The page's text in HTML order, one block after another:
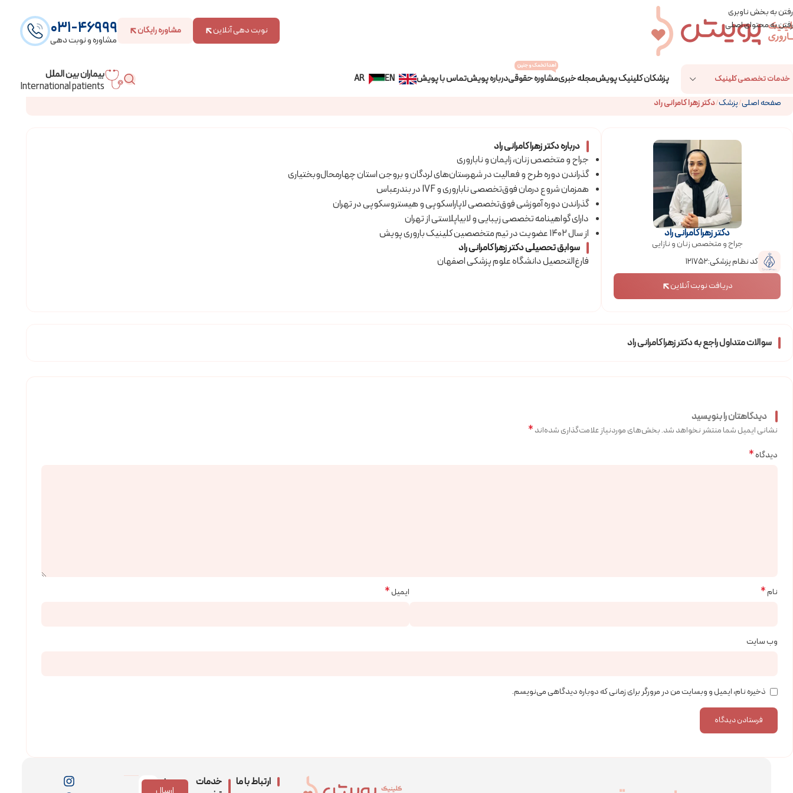
رفتن به بخش ناوبری
رفتن به محتوای اصلی
نوبت دهی آنلاین مشاوره رایگان 031-46999
مشاوره و نوبت دهی
خدمات تخصصی کلینیک پزشکان کلینیک پویشمجله خبریمشاوره حقوقی
اهدا تخمک و جنین
درباره پویشتماس با پویش EN
AR
بیماران بین الملل
International patients
صفحه اصلی/پزشک/دکتر زهرا کامرانی راد
دکتر زهرا کامرانی راد
جراح و متخصص زنان و نازایی
کد نظام پزشکی:121752
دریافت نوبت آنلاین
درباره دکتر زهرا کامرانی راد
جراح و متخصص زنان، زایمان و ناباروری
گذراندن دوره طرح و فعالیت در شهرستان‌های لردگان و بروجن استان چهارمحال‌وبختیاری
همزمان شروع درمان فوق‌تخصصی ناباروری و IVF در بندرعباس
گذراندن دوره آموزشی فوق‌تخصصی لاپاراسکوپی و هیستروسکوپی در تهران
دارای گواهینامه تخصصی زیبایی و لابیاپلاستی از تهران
از سال ۱۴۰۲ عضویت در تیم متخصصین کلینیک باروری پویش
سوابق تحصیلی دکتر زهرا کامرانی راد
فارغ‌التحصیل دانشگاه علوم پزشکی اصفهان
سوالات متداول راجع به دکتر زهرا کامرانی راد
دیدگاهتان را بنویسید
نشانی ایمیل شما منتشر نخواهد شد.بخش‌های موردنیاز علامت‌گذاری شده‌اند*
دیدگاه*
نام* ایمیل*
وب‌ سایت
ذخیره نام، ایمیل و وبسایت من در مرورگر برای زمانی که دوباره دیدگاهی می‌نویسم.
ارتباط با ما
خدمات
عضویت